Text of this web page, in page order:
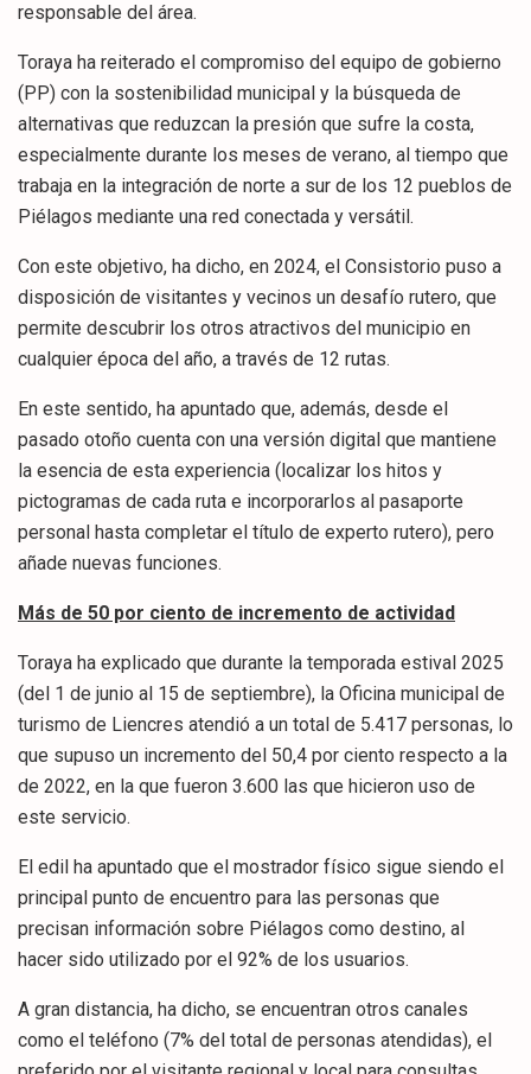
responsable del área.
Toraya ha reiterado el compromiso del equipo de gobierno
(PP) con la sostenibilidad municipal y la búsqueda de
alternativas que reduzcan la presión que sufre la costa,
especialmente durante los meses de verano, al tiempo que
trabaja en la integración de norte a sur de los 12 pueblos de
Piélagos mediante una red conectada y versátil.
Con este objetivo, ha dicho, en 2024, el Consistorio puso a
disposición de visitantes y vecinos un desafío rutero, que
permite descubrir los otros atractivos del municipio en
cualquier época del año, a través de 12 rutas.
En este sentido, ha apuntado que, además, desde el
pasado otoño cuenta con una versión digital que mantiene
la esencia de esta experiencia (localizar los hitos y
pictogramas de cada ruta e incorporarlos al pasaporte
personal hasta completar el título de experto rutero), pero
añade nuevas funciones.
Más de 50 por ciento de incremento de actividad
Toraya ha explicado que durante la temporada estival 2025
(del 1 de junio al 15 de septiembre), la Oficina municipal de
turismo de Liencres atendió a un total de 5.417 personas, lo
que supuso un incremento del 50,4 por ciento respecto a la
de 2022, en la que fueron 3.600 las que hicieron uso de
este servicio.
El edil ha apuntado que el mostrador físico sigue siendo el
principal punto de encuentro para las personas que
precisan información sobre Piélagos como destino, al
hacer sido utilizado por el 92% de los usuarios.
A gran distancia, ha dicho, se encuentran otros canales
como el teléfono (7% del total de personas atendidas), el